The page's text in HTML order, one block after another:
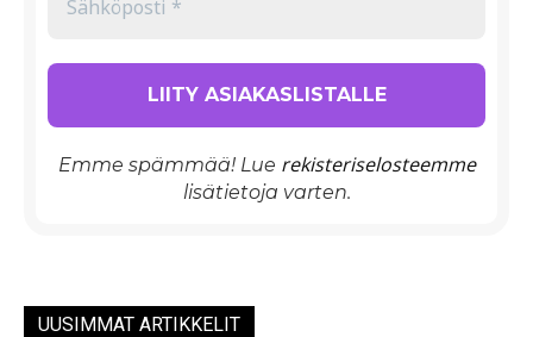
Emme spämmää! Lue rekisteriselosteemme
lisätietoja varten.
UUSIMMAT ARTIKKELIT